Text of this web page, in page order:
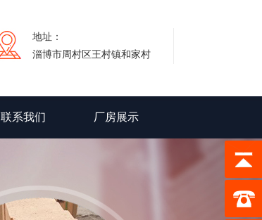
地址：
淄博市周村区王村镇和家村
联系我们 厂房展示